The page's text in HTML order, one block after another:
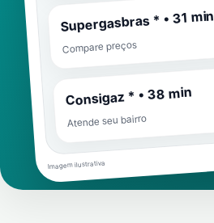
Supergasbras * • 31 min
Compare preços
Consigaz * • 38 min
Atende seu bairro
Imagem ilustrativa